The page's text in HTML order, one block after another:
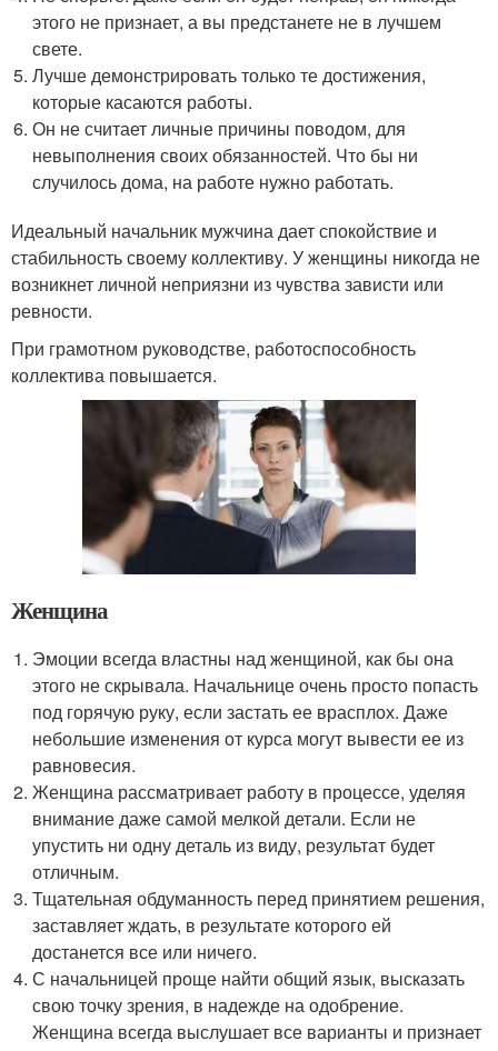
этого не признает, а вы предстанете не в лучшем
свете.
Лучше демонстрировать только те достижения,
которые касаются работы.
Он не считает личные причины поводом, для
невыполнения своих обязанностей. Что бы ни
случилось дома, на работе нужно работать.
Идеальный начальник мужчина дает спокойствие и
стабильность своему коллективу. У женщины никогда не
возникнет личной неприязни из чувства зависти или
ревности.
При грамотном руководстве, работоспособность
коллектива повышается.
Женщина
Эмоции всегда властны над женщиной, как бы она
этого не скрывала. Начальнице очень просто попасть
под горячую руку, если застать ее врасплох. Даже
небольшие изменения от курса могут вывести ее из
равновесия.
Женщина рассматривает работу в процессе, уделяя
внимание даже самой мелкой детали. Если не
упустить ни одну деталь из виду, результат будет
отличным.
Тщательная обдуманность перед принятием решения,
заставляет ждать, в результате которого ей
достанется все или ничего.
С начальницей проще найти общий язык, высказать
свою точку зрения, в надежде на одобрение.
Женщина всегда выслушает все варианты и признает